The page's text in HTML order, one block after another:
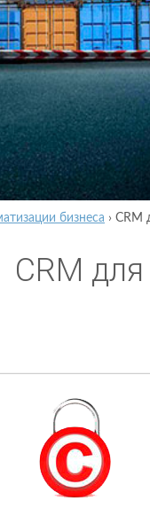
бизнеса › CRM
CRM